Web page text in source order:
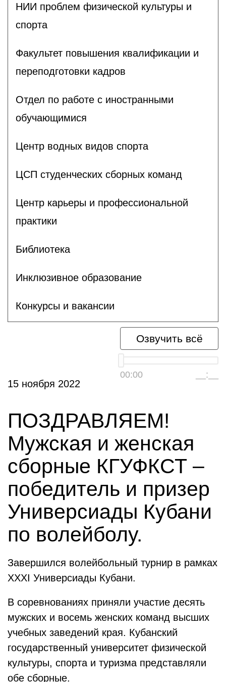
НИИ проблем физической культуры и
спорта
Факультет повышения квалификации и
переподготовки кадров
Отдел по работе с иностранными
обучающимися
Центр водных видов спорта
ЦСП студенческих сборных команд
Центр карьеры и профессиональной
практики
Библиотека
Инклюзивное образование
Конкурсы и вакансии
Озвучить всё
00:00 __:__
15 ноября 2022
ПОЗДРАВЛЯЕМ!
Мужская и женская
сборные КГУФКСТ –
победитель и призер
Универсиады Кубани
по волейболу.
Завершился волейбольный турнир в рамках
XXXI Универсиады Кубани.
В соревнованиях приняли участие десять
мужских и восемь женских команд высших
учебных заведений края. Кубанский
государственный университет физической
культуры, спорта и туризма представляли
обе сборные.